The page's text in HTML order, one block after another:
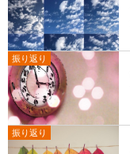
振り返り
振り返り